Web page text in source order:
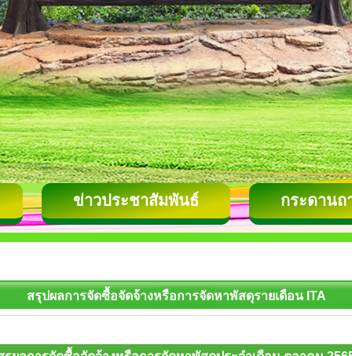
ข่าวประชาสัมพันธ์ กระดานถ
สรุปผลการจัดซื้อจัดจ้างหรือการจัดหาพัสดุรายเดือน ITA